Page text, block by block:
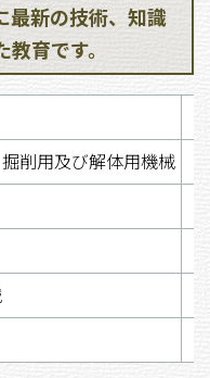
最新の技術、知識
育です。
削用及び解体用機械